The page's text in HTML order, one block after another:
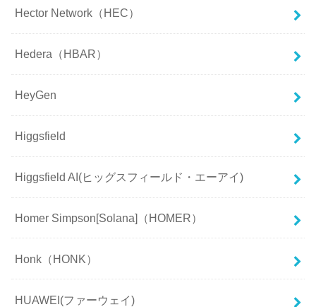
Hector Network（HEC）
Hedera（HBAR）
HeyGen
Higgsfield
Higgsfield AI(ヒッグスフィールド・エーアイ)
Homer Simpson[Solana]（HOMER）
Honk（HONK）
HUAWEI(ファーウェイ)